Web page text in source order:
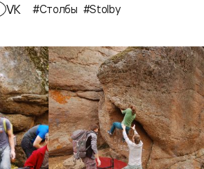
VK #Столбы #Stolby